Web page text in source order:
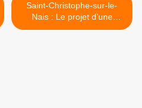
Saint-Christophe-sur-le-
Nais : Le projet d’une
année scolaire en phase